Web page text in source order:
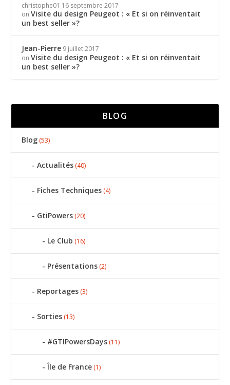
christophe01 16 septembre 2017
onVisite du design Peugeot : « Et si on réinventait
un best seller »?
Jean-Pierre 9 juillet 2017
onVisite du design Peugeot : « Et si on réinventait
un best seller »?
BLOG
Blog (53)
Actualités (40)
Fiches Techniques (4)
GtiPowers (20)
Le Club (16)
Présentations (2)
Reportages (3)
Sorties (13)
#GTIPowersDays (11)
Île de France (1)